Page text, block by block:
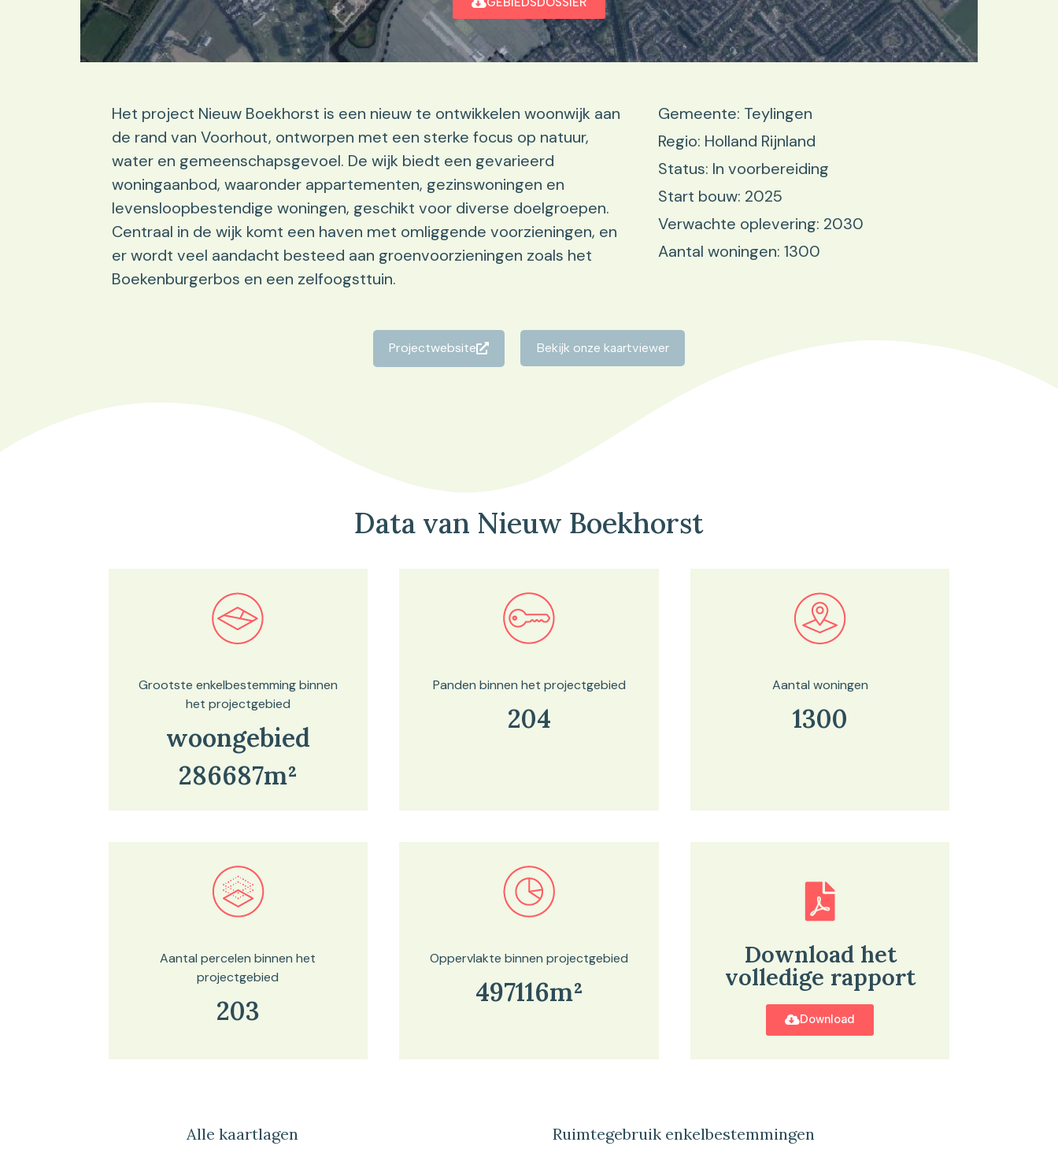
Het project Nieuw Boekhorst is een nieuw te ontwikkelen woonwijk aan
de rand van Voorhout, ontworpen met een sterke focus op natuur,
water en gemeenschapsgevoel. De wijk biedt een gevarieerd
woningaanbod, waaronder appartementen, gezinswoningen en
levensloopbestendige woningen, geschikt voor diverse doelgroepen.
Centraal in de wijk komt een haven met omliggende voorzieningen, en
er wordt veel aandacht besteed aan groenvoorzieningen zoals het
Boekenburgerbos en een zelfoogsttuin.
Gemeente: Teylingen
Regio: Holland Rijnland
Status: In voorbereiding
Start bouw: 2025
Verwachte oplevering: 2030
Aantal woningen: 1300
Projectwebsite Bekijk onze kaartviewer
Data van Nieuw Boekhorst
Bekijk in onze kaartviewer
Grootste enkelbestemming binnen
het projectgebied
woongebied
286687m²
Bekijk in onze kaartviewer
Panden binnen het projectgebied
204
Bekijk in onze kaartviewer
Aantal woningen
1300
Bekijk in onze kaartviewer
Aantal percelen binnen het
projectgebied
203
Bekijk in onze kaartviewer
Oppervlakte binnen projectgebied
497116m²
Download het
volledige rapport
Download
Alle kaartlagen Ruimtegebruik enkelbestemmingen